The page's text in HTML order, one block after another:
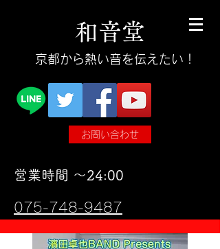
和音堂
​京都から熱い音を伝えたい！
お問い合わせ
​営業時間 〜24:00
075-748-9487